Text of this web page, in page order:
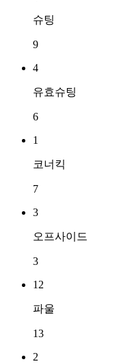
슈팅
9
4
유효슈팅
6
1
코너킥
7
3
오프사이드
3
12
파울
13
2